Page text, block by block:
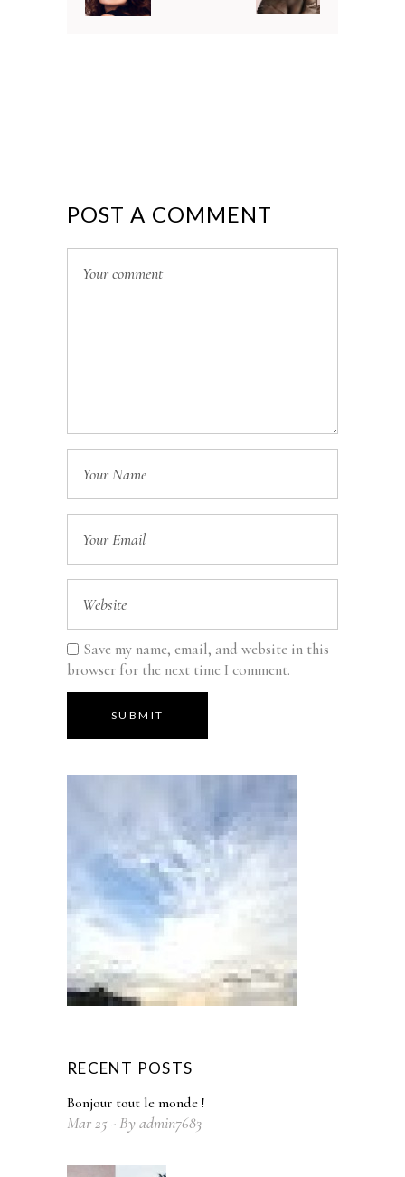
POST A COMMENT
Save my name, email, and website in this
browser for the next time I comment.
SUBMIT
RECENT POSTS
Bonjour tout le monde !
Mar25 Byadmin7683